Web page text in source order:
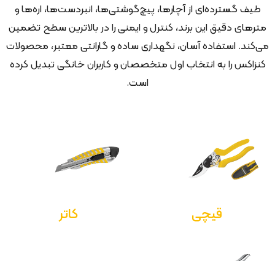
طیف گسترده‌ای از آچارها، پیچ‌گوشتی‌ها، انبردست‌ها، اره‌ها و
مترهای دقیق این برند، کنترل و ایمنی را در بالاترین سطح تضمین
می‌کند. استفاده آسان، نگهداری ساده و گارانتی معتبر، محصولات
کنزاکس را به انتخاب اول متخصصان و کاربران خانگی تبدیل کرده
است.
قیچی کاتر